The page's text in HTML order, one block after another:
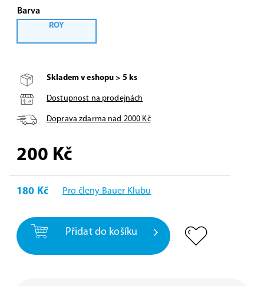
Barva
ROY
Skladem v eshopu > 5 ks
Dostupnost na prodejnách
Doprava zdarma nad 2000 Kč
200 Kč
180 Kč Pro členy Bauer Klubu
Přidat do košíku